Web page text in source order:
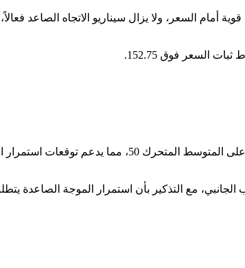
لاختراق مستوى 153.65 الذي يشكل مقاومة قوية أمام السعر، ولا يزال
السعر فوق 152.75.
مع التذكير بأن استمرار الموجة الصاعدة يتطلب